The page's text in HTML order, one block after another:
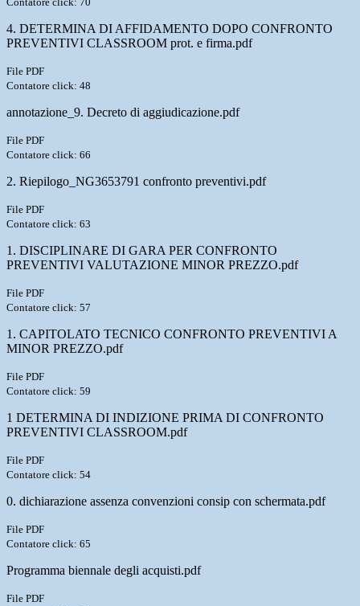
4. DETERMINA DI AFFIDAMENTO DOPO CONFRONTO
PREVENTIVI CLASSROOM prot. e firma.pdf
File PDF
Contatore click: 48
annotazione_9. Decreto di aggiudicazione.pdf
File PDF
Contatore click: 66
2. Riepilogo_NG3653791 confronto preventivi.pdf
File PDF
Contatore click: 63
1. DISCIPLINARE DI GARA PER CONFRONTO
PREVENTIVI VALUTAZIONE MINOR PREZZO.pdf
File PDF
Contatore click: 57
1. CAPITOLATO TECNICO CONFRONTO PREVENTIVI A
MINOR PREZZO.pdf
File PDF
Contatore click: 59
1 DETERMINA DI INDIZIONE PRIMA DI CONFRONTO
PREVENTIVI CLASSROOM.pdf
File PDF
Contatore click: 54
0. dichiarazione assenza convenzioni consip con schermata.pdf
File PDF
Contatore click: 65
Programma biennale degli acquisti.pdf
File PDF